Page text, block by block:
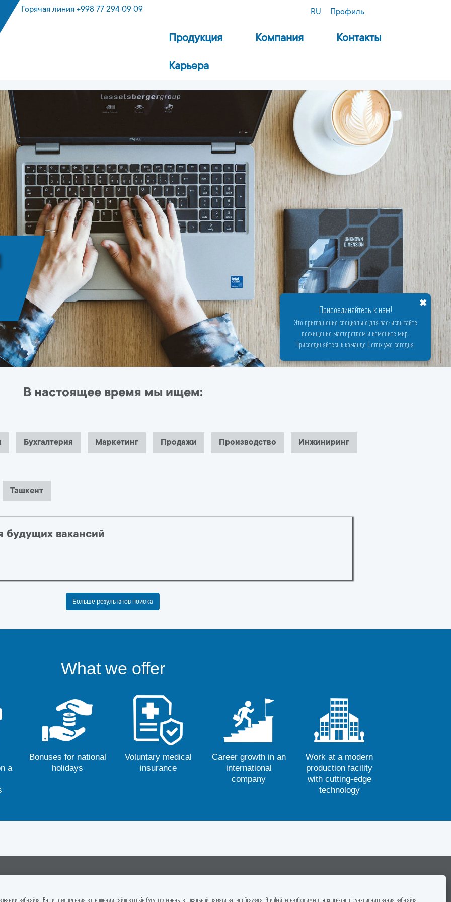
веб-сайта. Ваши предпочтения в отношении файлов cookie будут сохранены в локальной памяти вашего браузера. Эти файлы необходимы для корректного функционирования веб-сайта.
Горячая линия +998 77 294 09 09 RU Профиль
Продукция Компания
Контакты
Карьера
✖
Присоединяйтесь к нам!
Это приглашение специально для вас: испытайте
восхищение мастерством и измените мир.
Присоединяйтесь к команде Cemix уже сегодня.
В настоящее время мы ищем:
Бухгалтерия Маркетинг Продажи Производство Инжиниринг
Ташкент
будущих вакансий
Больше результатов поиска
Biz nimani taklif qilamiz
Milliy bayramlar
munosabati bilan
Ixtiyoriy tibbiy
sugʻurta
Xalqaro
kompaniyada kasbiy
oʻsish imkoniyati
Zamonaviy, ilgʻor
texnologiyalar bilan
jihozlangan ishlab
chiqarishda ishlash